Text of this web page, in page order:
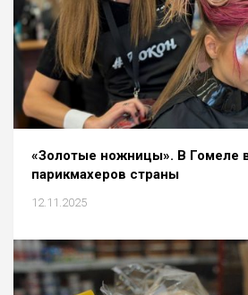
«Золотые ножницы». В Гомеле
парикмахеров страны
12.11.2025